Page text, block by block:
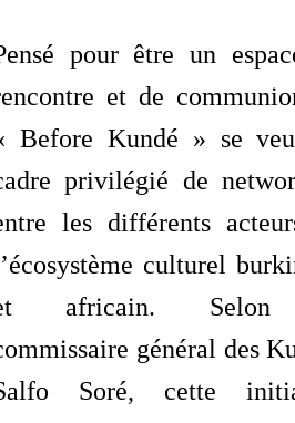
pour être un
et de
Before Kundé » se
privilégié de
les différents
culturel
africain.
général des
Soré, cette